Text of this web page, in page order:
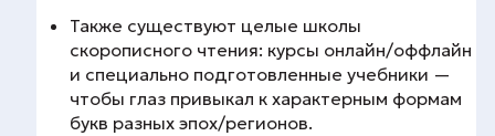
Также существуют целые школы
скорописного чтения: курсы онлайн/оффлайн
и специально подготовленные учебники —
чтобы глаз привыкал к характерным формам
букв разных эпох/регионов.